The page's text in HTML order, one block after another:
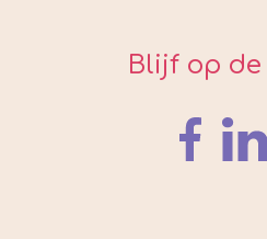
Blijf op